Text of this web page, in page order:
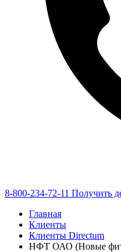
8-800-234-72-11 Получить
Главная
Клиенты
Клиенты Directum
НФТ ОАО (Новые